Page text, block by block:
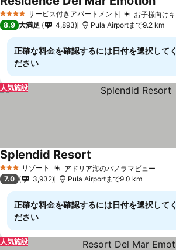
4 ホテルのランクサービス付きアパートメント
8.9 大満足 4,893 Pula Airportまで9.2 km
正確な料金を確認するには日付を選択してく
ださい
人気施設
3 ホテルのランク
リゾート アドリア海のパノラマビュー
Splendid Resort
7.0 3,932 Pula Airportまで9.0 km
正確な料金を確認するには日付を選択してく
ださい
人気施設